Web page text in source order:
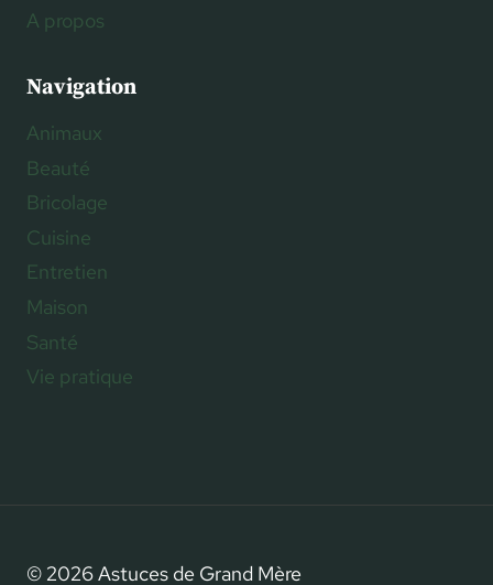
A propos
Navigation
Animaux
Beauté
Bricolage
Cuisine
Entretien
Maison
Santé
Vie pratique
© 2026 Astuces de Grand Mère